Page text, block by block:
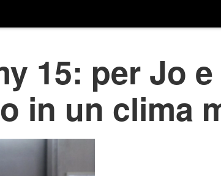
15: per Jo
in un clima